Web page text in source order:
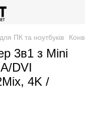
ПК та ноутбуків
3в1 з Mini
DVI
4K /